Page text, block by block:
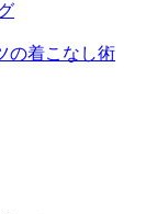
の着こなし術